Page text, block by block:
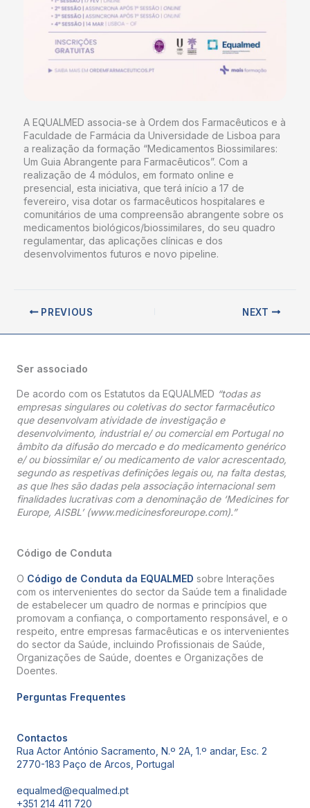
A EQUALMED associa-se à Ordem dos Farmacêuticos e à
Faculdade de Farmácia da Universidade de Lisboa para
a realização da formação “Medicamentos Biossimilares:
Um Guia Abrangente para Farmacêuticos”. Com a
realização de 4 módulos, em formato online e
presencial, esta iniciativa, que terá início a 17 de
fevereiro, visa dotar os farmacêuticos hospitalares e
comunitários de uma compreensão abrangente sobre os
medicamentos biológicos/biossimilares, do seu quadro
regulamentar, das aplicações clínicas e dos
desenvolvimentos futuros e novo pipeline.
PREVIOUS NEXT
Ser associado
De acordo com os Estatutos da EQUALMED “todas as
empresas singulares ou coletivas do sector farmacêutico
que desenvolvam atividade de investigação e
desenvolvimento, industrial e/ ou comercial em Portugal no
âmbito da difusão do mercado e do medicamento genérico
e/ ou biossimilar e/ ou medicamento de valor acrescentado,
segundo as respetivas definições legais ou, na falta destas,
as que lhes são dadas pela associação internacional sem
finalidades lucrativas com a denominação de ‘Medicines for
Europe, AISBL’ (www.medicinesforeurope.com).”
Código de Conduta
O Código de Conduta da EQUALMED sobre Interações
com os intervenientes do sector da Saúde tem a finalidade
de estabelecer um quadro de normas e princípios que
promovam a confiança, o comportamento responsável, e o
respeito, entre empresas farmacêuticas e os intervenientes
do sector da Saúde, incluindo Profissionais de Saúde,
Organizações de Saúde, doentes e Organizações de
Doentes.
Perguntas Frequentes
Contactos
Rua Actor António Sacramento, N.º 2A, 1.º andar, Esc. 2
2770-183 Paço de Arcos, Portugal
equalmed@equalmed.pt
+351 214 411 720